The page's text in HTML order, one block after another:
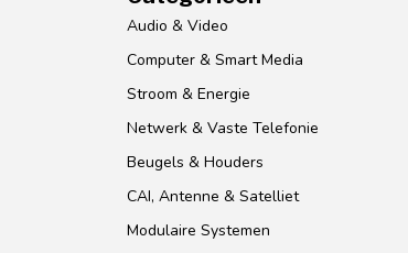
Audio & Video
Computer & Smart Media
Stroom & Energie
Netwerk & Vaste Telefonie
Beugels & Houders
CAI, Antenne & Satelliet
Modulaire Systemen